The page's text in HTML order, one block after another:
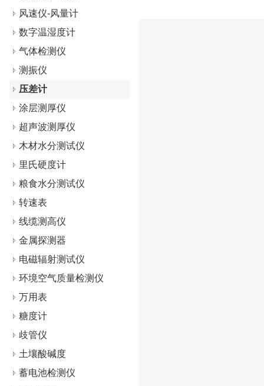
风速仪-风量计
数字温湿度计
气体检测仪
测振仪
压差计
涂层测厚仪
超声波测厚仪
木材水分测试仪
里氏硬度计
粮食水分测试仪
转速表
线缆测高仪
金属探测器
电磁辐射测试仪
环境空气质量检测仪
万用表
糖度计
歧管仪
土壤酸碱度
蓄电池检测仪